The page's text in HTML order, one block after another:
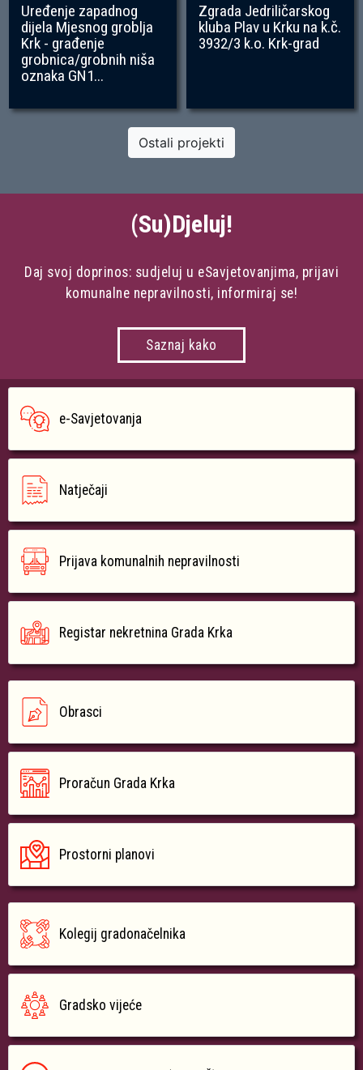
Uređenje zapadnog
dijela Mjesnog groblja
Krk - građenje
grobnica/grobnih niša
oznaka GN1...
Zgrada Jedriličarskog
kluba Plav u Krku na k.č.
3932/3 k.o. Krk-grad
Ostali projekti
(Su)Djeluj!
Daj svoj doprinos: sudjeluj u eSavjetovanjima, prijavi
komunalne nepravilnosti, informiraj se!
Saznaj kako
e-Savjetovanja
Natječaji
Prijava komunalnih nepravilnosti
Registar nekretnina Grada Krka
Obrasci
Proračun Grada Krka
Prostorni planovi
Kolegij gradonačelnika
Gradsko vijeće